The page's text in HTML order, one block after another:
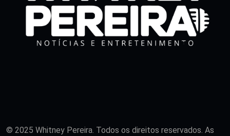
© 2025 Whitney Pereira. Todos os direitos reservados. As